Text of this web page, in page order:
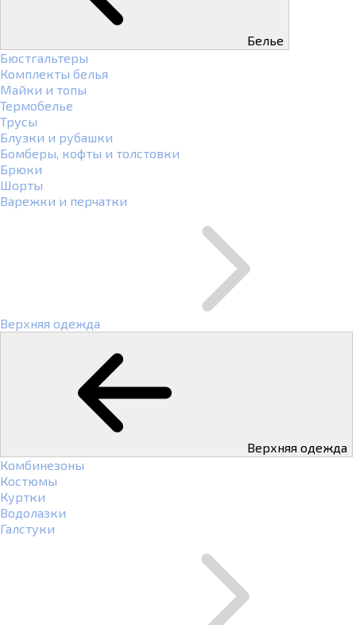
Белье
Бюстгальтеры
Комплекты белья
Майки и топы
Термобелье
Трусы
Блузки и рубашки
Бомберы, кофты и толстовки
Брюки
Шорты
Варежки и перчатки
Верхняя одежда
Верхняя одежда
Комбинезоны
Костюмы
Куртки
Водолазки
Галстуки